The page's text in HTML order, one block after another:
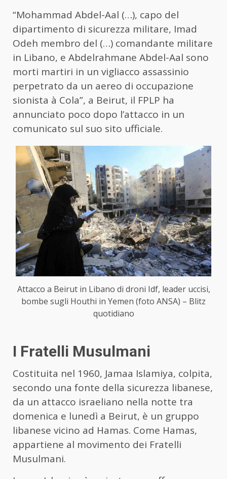
“Mohammad Abdel-Aal (…), capo del
dipartimento di sicurezza militare, Imad
Odeh membro del (…) comandante militare
in Libano, e Abdelrahmane Abdel-Aal sono
morti martiri in un vigliacco assassinio
perpetrato da un aereo di occupazione
sionista à Cola”, a Beirut, il FPLP ha
annunciato poco dopo l’attacco in un
comunicato sul suo sito ufficiale.
Attacco a Beirut in Libano di droni Idf, leader uccisi,
bombe sugli Houthi in Yemen (foto ANSA) – Blitz
quotidiano
I Fratelli Musulmani
Costituita nel 1960, Jamaa Islamiya, colpita,
secondo una fonte della sicurezza libanese,
da un attacco israeliano nella notte tra
domenica e lunedì a Beirut, è un gruppo
libanese vicino ad Hamas. Come Hamas,
appartiene al movimento dei Fratelli
Musulmani.